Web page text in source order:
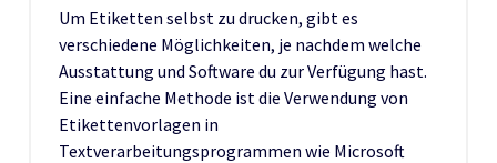
Um Etiketten selbst zu drucken, gibt es
verschiedene Möglichkeiten, je nachdem welche
Ausstattung und Software du zur Verfügung hast.
Eine einfache Methode ist die Verwendung von
Etikettenvorlagen in
Textverarbeitungsprogrammen wie Microsoft